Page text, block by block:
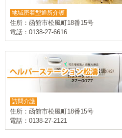
地域密着型通所介護
住所：函館市松風町18番15号
電話：0138-27-6616
訪問介護
住所：函館市松風町18番15号
電話：0138-27-2121